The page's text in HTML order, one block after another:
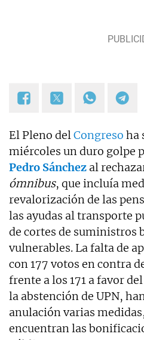
El Pleno delCongreso ha
miércoles un duro golpe
Pedro Sánchez al
ómnibus, que incluía
revalorización de las
las ayudas al transporte
de cortes de suministros
vulnerables. La falta de
con 177 votos en contra
frente a los 171 a favor
la abstención de UPN,
anulación varias
encuentran las